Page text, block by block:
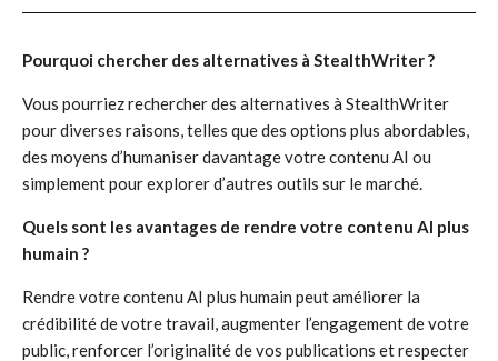
Pourquoi chercher des alternatives à StealthWriter ?
Vous pourriez rechercher des alternatives à StealthWriter
pour diverses raisons, telles que des options plus abordables,
des moyens d’humaniser davantage votre contenu AI ou
simplement pour explorer d’autres outils sur le marché.
Quels sont les avantages de rendre votre contenu AI plus
humain ?
Rendre votre contenu AI plus humain peut améliorer la
crédibilité de votre travail, augmenter l’engagement de votre
public, renforcer l’originalité de vos publications et respecter